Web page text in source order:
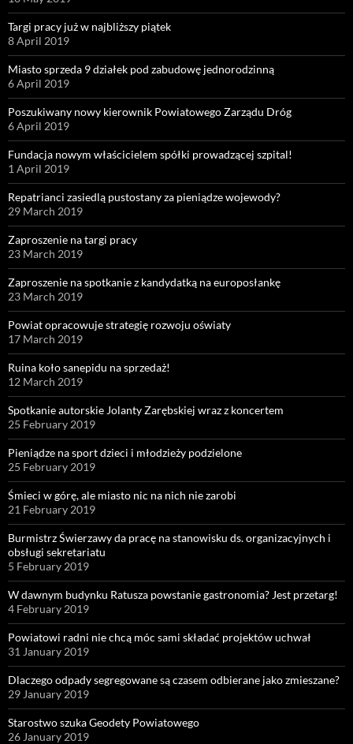
Targi pracy już w najbliższy piątek
8 April 2019
Miasto sprzeda 9 działek pod zabudowę jednorodzinną
6 April 2019
Poszukiwany nowy kierownik Powiatowego Zarządu Dróg
6 April 2019
Fundacja nowym właścicielem spółki prowadzącej szpital!
1 April 2019
Repatrianci zasiedlą pustostany za pieniądze wojewody?
29 March 2019
Zaproszenie na targi pracy
23 March 2019
Zaproszenie na spotkanie z kandydatką na europosłankę
23 March 2019
Powiat opracowuje strategię rozwoju oświaty
17 March 2019
Ruina koło sanepidu na sprzedaż!
12 March 2019
Spotkanie autorskie Jolanty Zarębskiej wraz z koncertem
25 February 2019
Pieniądze na sport dzieci i młodzieży podzielone
25 February 2019
Śmieci w górę, ale miasto nic na nich nie zarobi
21 February 2019
Burmistrz Świerzawy da pracę na stanowisku ds. organizacyjnych i
obsługi sekretariatu
5 February 2019
W dawnym budynku Ratusza powstanie gastronomia? Jest przetarg!
4 February 2019
Powiatowi radni nie chcą móc sami składać projektów uchwał
31 January 2019
Dlaczego odpady segregowane są czasem odbierane jako zmieszane?
29 January 2019
Starostwo szuka Geodety Powiatowego
26 January 2019